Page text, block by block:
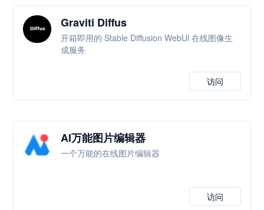
Graviti Diffus
开箱即用的 Stable Diffusion WebUl 在线图像生
成服务
访问
AI万能图片编辑器
一个万能的在线图片编辑器
访问